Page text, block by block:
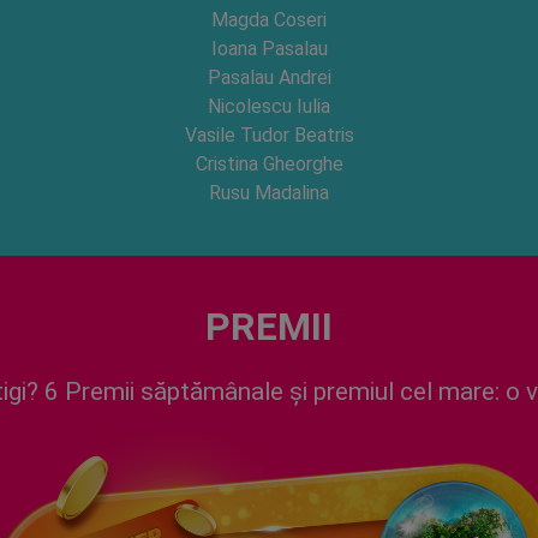
Magda Coseri
Ioana Pasalau
Pasalau Andrei
Nicolescu Iulia
Vasile Tudor Beatris
Cristina Gheorghe
Rusu Madalina
PREMII
6 Premii săptămânale și premiul cel mare: o